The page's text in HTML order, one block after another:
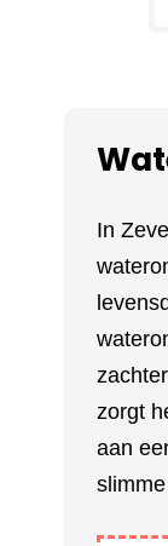
In
zorgt
aan